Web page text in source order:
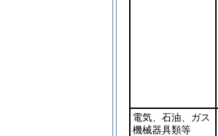
電気、石油、ガス
機械器具類等